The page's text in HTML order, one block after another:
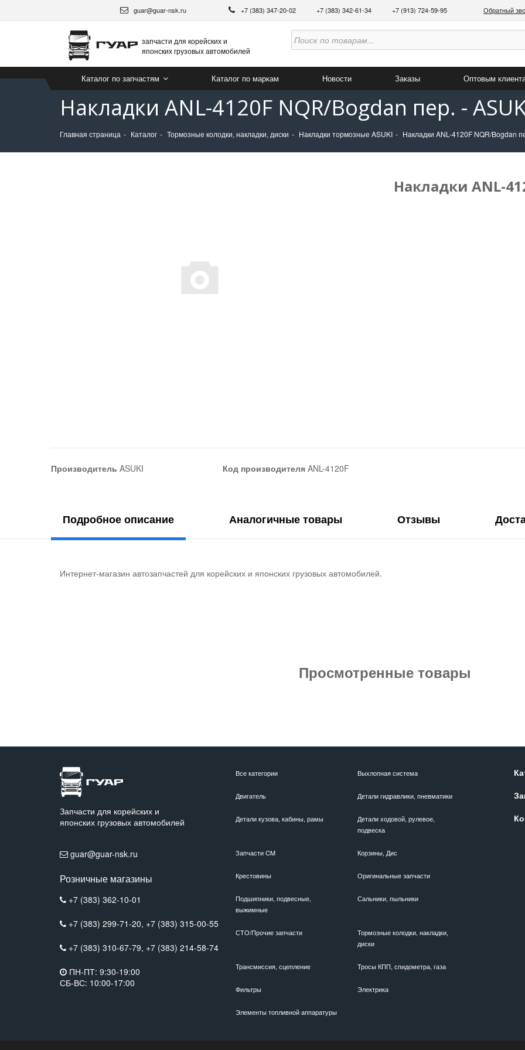
guar@guar-nsk.ru +7 (383) 347-20-02 +7 (383) 342-61-34 +7 (913) 724-59-95 Обратный
запчасти для корейских и
японских грузовых автомобилей
Каталог по запчастям Каталог по маркам Новости Заказы Оптовым
Накладки ANL-4120F NQR/Bogdan пер. -
Главная страница Каталог Тормозные колодки, накладки, диски Накладки тормозные ASUKI Накладки ANL-4120F NQR/Bogdan
Накладки ANL-
Производитель ASUKI Код производителяANL-4120F
Подробное описание Аналогичные товары Отзывы
Интернет-магазин автозапчастей для корейских и японских грузовых автомобилей.
Просмотренные товары
Запчасти для корейских и
японских грузовых автомобилей
guar@guar-nsk.ru
Розничные магазины
+7 (383) 362-10-01
+7 (383) 299-71-20, +7 (383) 315-00-55
+7 (383) 310-67-79, +7 (383) 214-58-74
ПН-ПТ: 9:30-19:00
СБ-ВС: 10:00-17:00
Все категории Выхлопная система
Двигатель Детали гидравлики, пневматики
Детали кузова, кабины, рамы
Детали ходовой, рулевое,
подвеска
Запчасти CM Корзины, Дис
Крестовины Оригинальные запчасти
Подшипники, подвесные,
выжимные
Сальники, пыльники
СТО/Прочие запчасти
Тормозные колодки, накладки,
диски
Трансмиссия, сцепление Тросы КПП, спидометра, газа
Фильтры Электрика
Элементы топливной аппаратуры